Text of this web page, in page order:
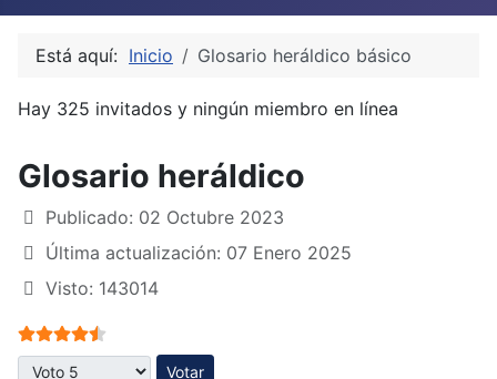
Está aquí: Inicio Glosario heráldico básico
Hay 325 invitados y ningún miembro en línea
Glosario heráldico
Publicado: 02 Octubre 2023
Última actualización: 07 Enero 2025
Visto: 143014
Ratio:4.5/
Por favor, vote